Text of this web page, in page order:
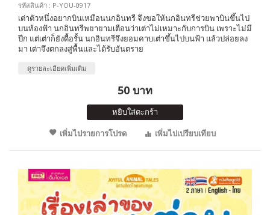
รหัสสินค้า : P-YOU-0917
เต่าตัวหนึ่งอยากบินเหมือนนกอินทรี จึงขอให้นกอินทรีช่วยพาบินขึ้นไป
บนท้องฟ้า นกอินทรีพยายามเตือนว่าเต่าไม่เหมาะกับการบิน เพราะไม่มี
ปีก แต่เต่าก็ยังดื้อรั้น นกอินทรีจึงยอมคาบเต่าขึ้นไปบนฟ้า แล้วปล่อยลง
มา เต่าจึงตกลงสู่พื้นและได้รับอันตราย
ดูรายละเอียดเพิ่มเติม
50 บาท
หยิบใส่ตะกร้า
เพิ่มไปรายการโปรด
เพิ่มไปเปรียบเทียบ